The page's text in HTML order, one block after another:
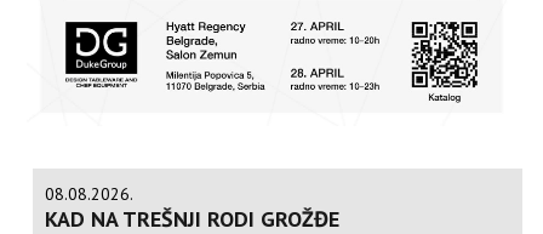
08.08.2026.
KAD NA TREŠNJI RODI GROŽĐE